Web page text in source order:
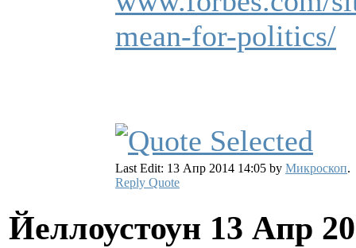
mean-for-politics/
Last Edit: 13 Апр 2014 14:05 by Микроскоп.
Reply Quote
Йеллоустоун 13 Апр